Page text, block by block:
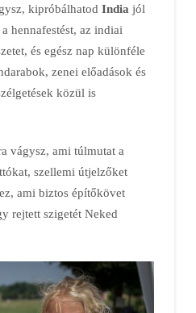
kipróbálhatod India jól
hennafestést, az indiai
és egész nap különféle
zenei előadások és
közül is
vágysz, ami túlmutat a
szellemi útjelzőket
ami biztos építőkövet
rejtett szigetét Neked